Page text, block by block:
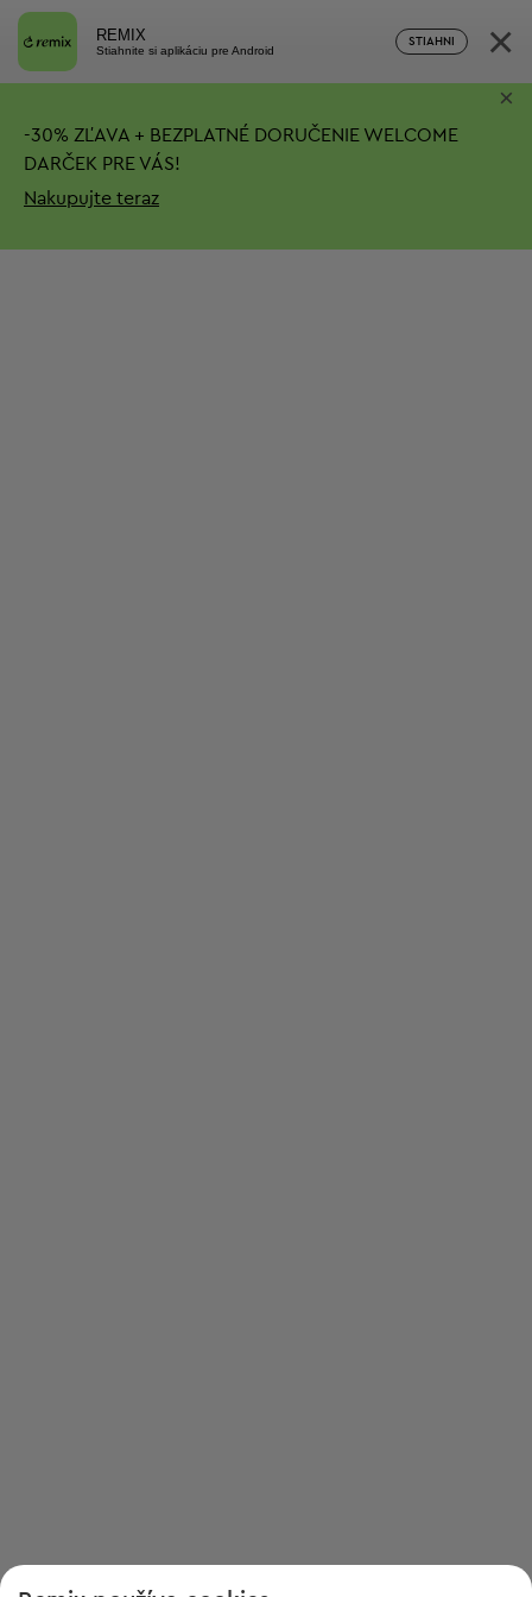
REMIX
Stiahnite si aplikáciu pre Android
STIAHNI ×
-30% ZĽAVA + BEZPLATNÉ DORUČENIE WELCOME
DARČEK PRE VÁS!
Nakupujte teraz
×